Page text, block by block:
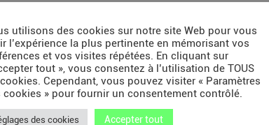
utilisons des cookies sur notre site Web pour vous
l’expérience la plus pertinente en mémorisant vos
et vos visites répétées. En cliquant sur
tout », vous consentez à l’utilisation de TOUS
Cependant, vous pouvez visiter « Paramètres
cookies » pour fournir un consentement contrôlé.
des cookies Accepter tout